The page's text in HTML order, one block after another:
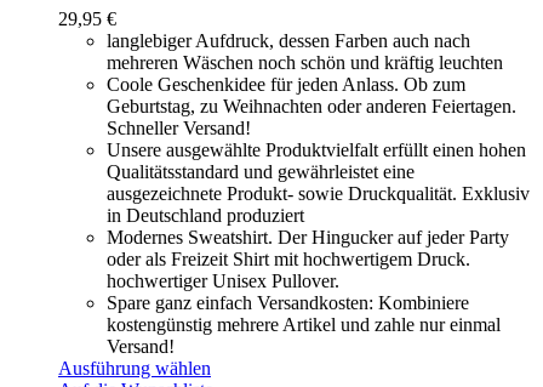
29,95 €
langlebiger Aufdruck, dessen Farben auch nach
mehreren Wäschen noch schön und kräftig leuchten
Coole Geschenkidee für jeden Anlass. Ob zum
Geburtstag, zu Weihnachten oder anderen Feiertagen.
Schneller Versand!
Unsere ausgewählte Produktvielfalt erfüllt einen hohen
Qualitätsstandard und gewährleistet eine
ausgezeichnete Produkt- sowie Druckqualität. Exklusiv
in Deutschland produziert
Modernes Sweatshirt. Der Hingucker auf jeder Party
oder als Freizeit Shirt mit hochwertigem Druck.
hochwertiger Unisex Pullover.
Spare ganz einfach Versandkosten: Kombiniere
kostengünstig mehrere Artikel und zahle nur einmal
Versand!
Ausführung wählen